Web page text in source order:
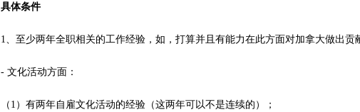
具体条件
1、至少两年全职相关的工作经验，如，打算并且有能力在此方面对加拿大做出贡
- 文化活动方面：
（1）有两年自雇文化活动的经验（这两年可以不是连续的）；